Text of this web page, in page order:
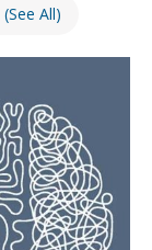
(See All)